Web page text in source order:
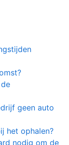
geen auto
het ophalen?
nodig om de